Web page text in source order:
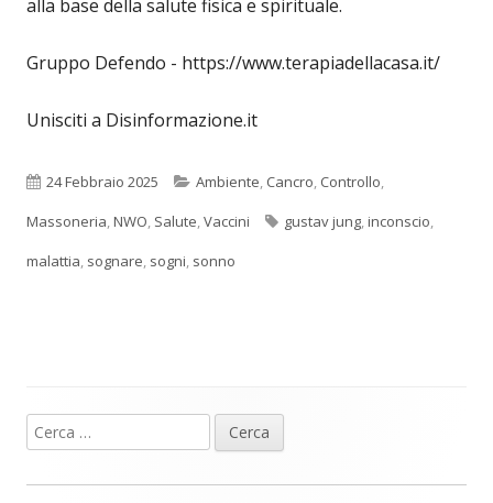
alla base della salute fisica e spirituale.
Gruppo Defendo - https://www.terapiadellacasa.it/
Unisciti a Disinformazione.it
Pubblicato
24 Febbraio 2025 Categorie
Ambiente, Cancro, Controllo,
Massoneria,NWO, Salute,Vaccini Tag
gustav jung,inconscio,
malattia, sognare, sogni, sonno
Barra
laterale
Ricerca
per: